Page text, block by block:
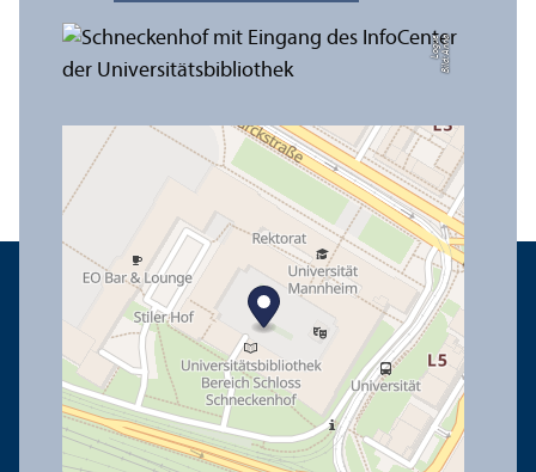
Bil
d:
A
n
n
a
L
o
g
u
e